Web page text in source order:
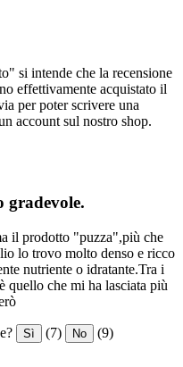
si intende che la recensione
effettivamente acquistato il
per poter scrivere una
account sul nostro shop.
gradevole.
il prodotto "puzza",più che
lo trovo molto denso e ricco
nutriente o idratante.Tra i
quello che mi ha lasciata più
Sì (7) No (9)